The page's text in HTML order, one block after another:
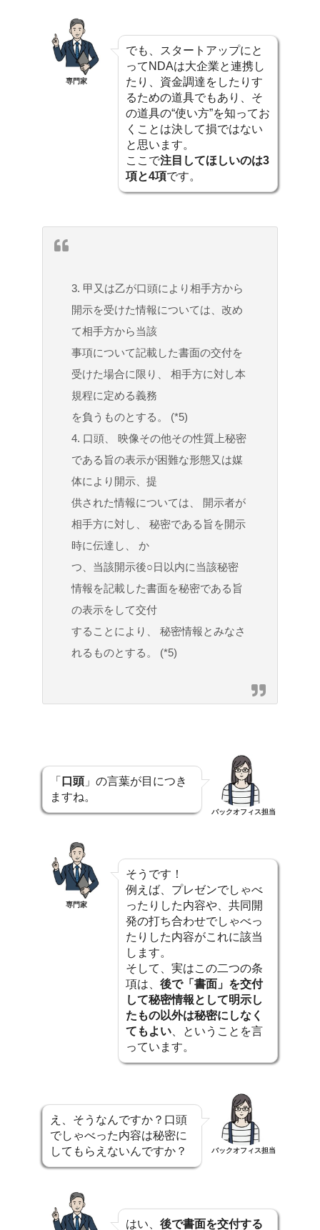
専門家
でも、スタートアップにと
ってNDAは大企業と連携し
たり、資金調達をしたりす
るための道具でもあり、そ
の道具の“使い方”を知ってお
くことは決して損ではない
と思います。
ここで注目してほしいのは3
項と4項です。
3. 甲又は乙が口頭により相手方から
開示を受けた情報については、改め
て相手方から当該
事項について記載した書面の交付を
受けた場合に限り、 相手方に対し本
規程に定める義務
を負うものとする。 (*5)
4. 口頭、 映像その他その性質上秘密
である旨の表示が困難な形態又は媒
体により開示、提
供された情報については、 開示者が
相手方に対し、 秘密である旨を開示
時に伝達し、 か
つ、当該開示後○日以内に当該秘密
情報を記載した書面を秘密である旨
の表示をして交付
することにより、 秘密情報とみなさ
れるものとする。 (*5)
「 口頭 」の言葉が目につき
ますね。
バックオフィス担当
専門家
そうです！
例えば、プレゼンでしゃべ
ったりした内容や、共同開
発の打ち合わせでしゃべっ
たりした内容がこれに該当
します。
そして、実はこの二つの条
項は、 後で「書面」を交付
して秘密情報として明示し
たもの以外は秘密にしなく
てもよい 、ということを言
っています。
え、そうなんですか？口頭
でしゃべった内容は秘密に
してもらえないんですか？
バックオフィス担当
はい、 後で書面を交付する